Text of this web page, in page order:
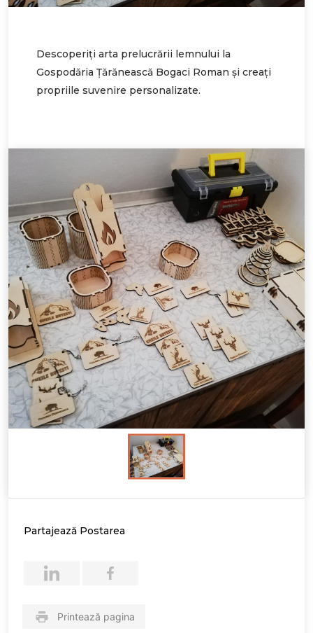
Descoperiți arta prelucrării lemnului la
Gospodăria Țărănească Bogaci Roman și creați
propriile suvenire personalizate.
Partajează Postarea
Printează pagina